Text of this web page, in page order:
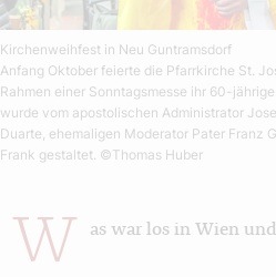
Kirchenweihfest in Neu Guntramsdorf
Anfang Oktober feierte die Pfarrkirche St.
Rahmen einer Sonntagsmesse ihr 60-
wurde vom apostolischen Administrator
Duarte, ehemaligen Moderator Pater Franz
Frank gestaltet. ©Thomas Huber
W as war los in Wien